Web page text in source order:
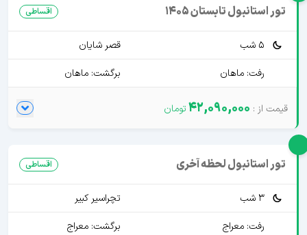
تور استانبول تابستان 1405 اقساطی
5 شب
قصر شایان
رفت: ماهان
برگشت: ماهان
42,090,000
تور استانبول لحظه آخری اقساطی
3 شب
تچراسیر کبیر
رفت: معراج
برگشت: معراج